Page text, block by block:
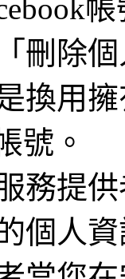
刪除
換用
號。
務提
個人